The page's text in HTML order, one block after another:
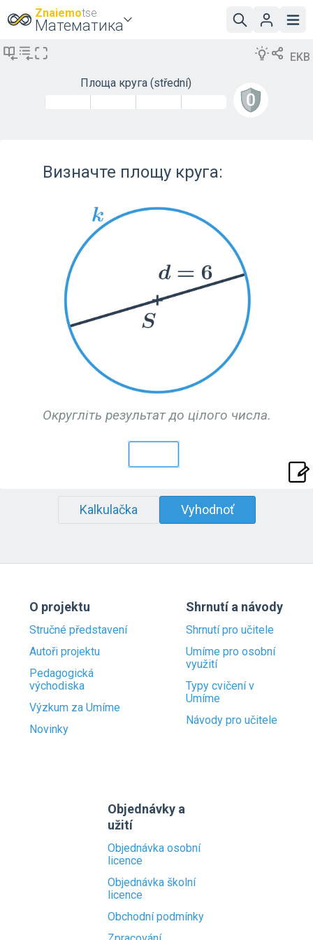
Znaiemotse
Математика
EKB
Площа круга (střední)
Визначте площу круга:
Округліть результат до цілого числа.
Kalkulačka Vyhodnoť
O projektu
Stručné představení
Autoři projektu
Pedagogická
východiska
Výzkum za Umíme
Novinky
Shrnutí a návody
Shrnutí pro učitele
Umíme pro osobní
využití
Typy cvičení v
Umíme
Návody pro učitele
Objednávky a
užití
Objednávka osobní
licence
Objednávka školní
licence
Obchodní podmínky